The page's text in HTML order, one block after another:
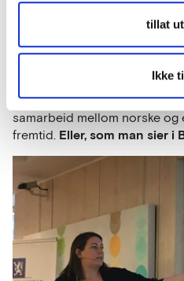
tillat
Ikke
samarbeidsmuligheter for å
inviterte til en tettere dialog
de større utfordringene. Så
samarbeid mellom norske
fremtid. Eller, som man sier i